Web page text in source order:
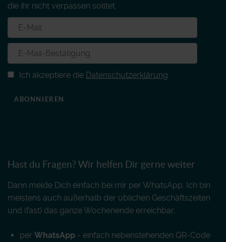
die ihr nicht verpassen solltet.
Ich akzeptiere die Datenschutzerklärung
ABONNIEREN
Hast du Fragen? Wir helfen Dir gerne weiter
Dann melde Dich einfach bei mir per WhatsApp. Ich bin
meistens auch außerhalb der üblichen Geschäftszeiten
und (fast) das ganze Wochenende erreichbar.
per WhatsApp - einfach nebenstehenden QR-Code